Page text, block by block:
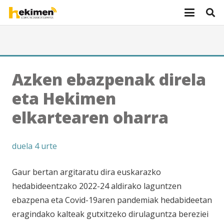
Azken ebazpenak direla
eta Hekimen
elkartearen oharra
duela 4 urte
Gaur bertan argitaratu dira euskarazko
hedabideentzako 2022-24 aldirako laguntzen
ebazpena eta Covid-19aren pandemiak hedabideetan
eragindako kalteak gutxitzeko dirulaguntza bereziei